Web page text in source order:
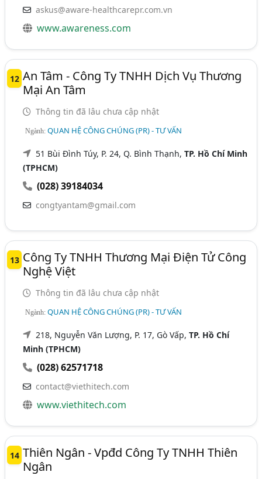
askus@aware-healthcarepr.com.vn
www.awareness.com
12 An Tâm - Công Ty TNHH Dịch Vụ Thương
Mại An Tâm
Thông tin đã lâu chưa cập nhật
Ngành:QUAN HỆ CÔNG CHÚNG (PR) - TƯ VẤN
51 Bùi Đình Túy, P. 24, Q. Bình Thạnh,TP. Hồ Chí Minh
(TPHCM)
(028) 39184034
congtyantam@gmail.com
13 Công Ty TNHH Thương Mại Điện Tử Công
Nghệ Việt
Thông tin đã lâu chưa cập nhật
Ngành:QUAN HỆ CÔNG CHÚNG (PR) - TƯ VẤN
218, Nguyễn Văn Lượng, P. 17, Gò Vấp,TP. Hồ Chí
Minh (TPHCM)
(028) 62571718
contact@viethitech.com
www.viethitech.com
14 Thiên Ngân - Vpđd Công Ty TNHH Thiên
Ngân